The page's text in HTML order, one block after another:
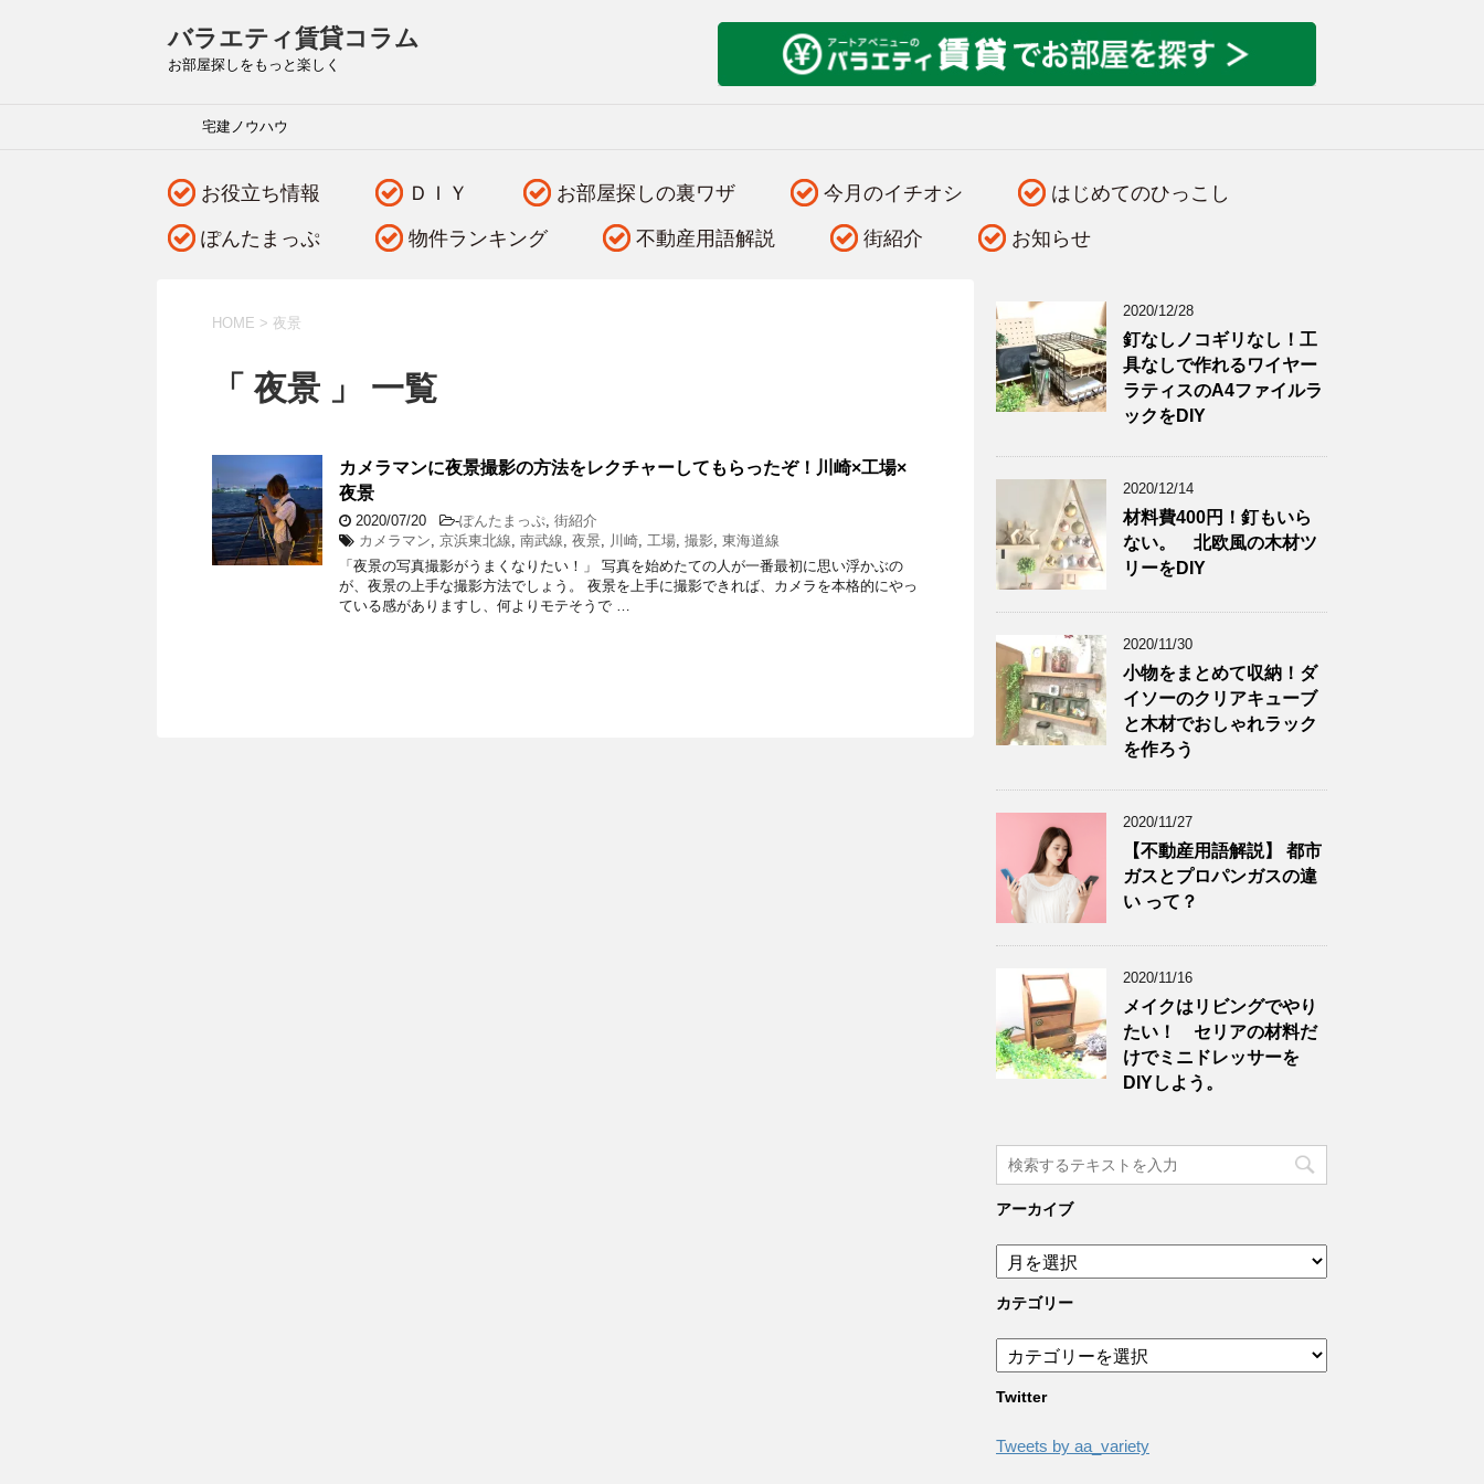
バラエティ賃貸コラム
お部屋探しをもっと楽しく
宅建ノウハウ
お役立ち情報 ＤＩＹ お部屋探しの裏ワザ 今月のイチオシ はじめてのひっこし
ぽんたまっぷ 物件ランキング 不動産用語解説 街紹介 お知らせ
HOME > 夜景
「 夜景 」 一覧
カメラマンに夜景撮影の方法をレクチャーしてもらったぞ！川崎×工場×
夜景
2020/07/20 -ぽんたまっぷ, 街紹介
カメラマン, 京浜東北線, 南武線, 夜景, 川崎, 工場, 撮影, 東海道線
「夜景の写真撮影がうまくなりたい！」 写真を始めたての人が一番最初に思い浮かぶの
が、夜景の上手な撮影方法でしょう。 夜景を上手に撮影できれば、カメラを本格的にやっ
ている感がありますし、何よりモテそうで …
2020/12/28
釘なしノコギリなし！工
具なしで作れるワイヤー
ラティスのA4ファイルラ
ックをDIY
2020/12/14
材料費400円！釘もいら
ない。 北欧風の木材ツ
リーをDIY
2020/11/30
小物をまとめて収納！ダ
イソーのクリアキューブ
と木材でおしゃれラック
を作ろう
2020/11/27
【不動産用語解説】 都市
ガスとプロパンガスの違
い って？
2020/11/16
メイクはリビングでやり
たい！ セリアの材料だ
けでミニドレッサーを
DIYしよう。
アーカイブ
カテゴリー
Twitter
Tweets by aa_variety